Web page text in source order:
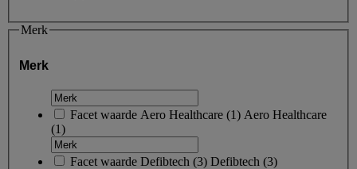
Merk
Merk
Facet waarde Aero Healthcare (1) Aero Healthcare
(1)
Facet waarde Defibtech (3) Defibtech (3)